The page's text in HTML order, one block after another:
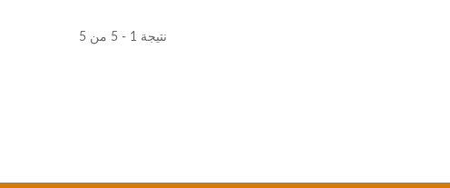
نتيجة 1 - 5 من 5